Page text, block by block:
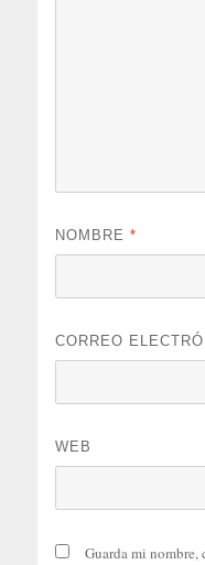
NOMBRE*
CORREO
WEB
Guarda mi nombre,